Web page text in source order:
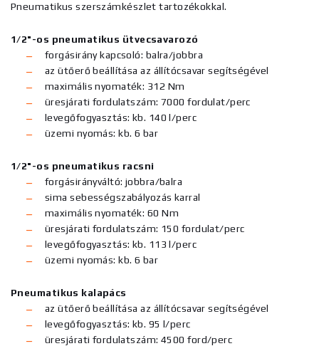
Pneumatikus szerszámkészlet tartozékokkal.
1/2"-os pneumatikus ütvecsavarozó
forgásirány kapcsoló: balra/jobbra
az ütőerő beállítása az állítócsavar segítségével
maximális nyomaték: 312 Nm
üresjárati fordulatszám: 7000 fordulat/perc
levegőfogyasztás: kb. 140 l/perc
üzemi nyomás: kb. 6 bar
1/2"-os pneumatikus racsni
forgásirányváltó: jobbra/balra
sima sebességszabályozás karral
maximális nyomaték: 60 Nm
üresjárati fordulatszám: 150 fordulat/perc
levegőfogyasztás: kb. 113 l/perc
üzemi nyomás: kb. 6 bar
Pneumatikus kalapács
az ütőerő beállítása az állítócsavar segítségével
levegőfogyasztás: kb. 95 l/perc
üresjárati fordulatszám: 4500 ford/perc